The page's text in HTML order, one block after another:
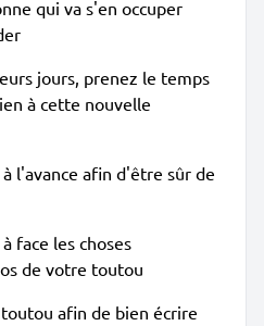
qui va s'en occuper
jours, prenez le temps
à cette nouvelle
l'avance afin d'être sûr de
face les choses
de votre toutou
afin de bien écrire